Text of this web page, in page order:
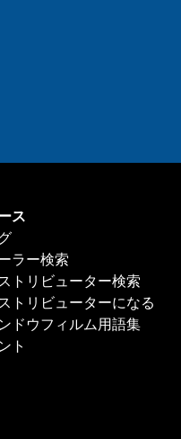
ス
ラー検索
トリビューター検索
トリビューターになる
ドウフィルム用語集
ト